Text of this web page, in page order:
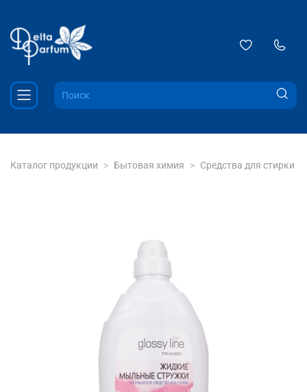
Каталог продукции Бытовая химия Средства для стирки